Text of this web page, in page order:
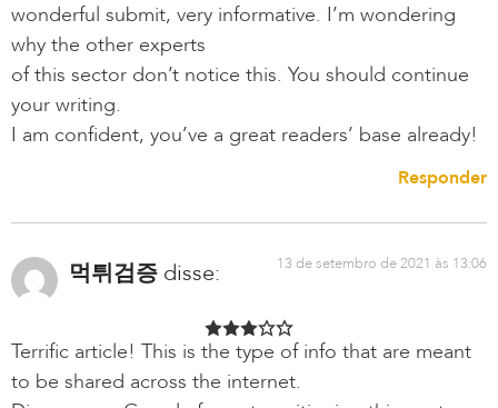
wonderful submit, very informative. I’m wondering
why the other experts
of this sector don’t notice this. You should continue
your writing.
I am confident, you’ve a great readers’ base already!
Responder
먹튀검증 disse: 13 de setembro de 2021 às 13:06
Terrific article! This is the type of info that are meant
to be shared across the internet.